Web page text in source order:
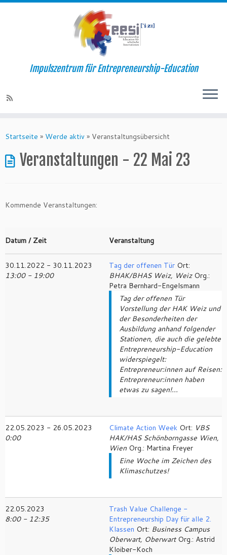
Impulszentrum für Entrepreneurship-Education
Startseite » Werde aktiv » Veranstaltungsübersicht
Veranstaltungen - 22 Mai 23
Kommende Veranstaltungen:
Datum / Zeit Veranstaltung
30.11.2022 - 30.11.2023
13:00 - 19:00
Tag der offenen Tür Ort:
BHAK/BHAS Weiz, Weiz Org.:
Petra Bernhard-Engelsmann
Tag der offenen Tür
Vorstellung der HAK Weiz und
der Besonderheiten der
Ausbildung anhand folgender
Stationen, die auch die gelebte
Entrepreneurship-Education
widerspiegelt:
Entrepreneur:innen auf Reisen:
Entrepreneur:innen haben
etwas zu sagen!...
22.05.2023 - 26.05.2023
0:00
Climate Action Week Ort: VBS
HAK/HAS Schönborngasse Wien,
Wien Org.: Martina Freyer
Eine Woche im Zeichen des
Klimaschutzes!
22.05.2023
8:00 - 12:35
Trash Value Challenge -
Entrepreneurship Day für alle 2.
Klassen Ort: Business Campus
Oberwart, Oberwart Org.: Astrid
Kloiber-Koch